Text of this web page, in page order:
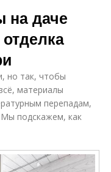
на даче
но так, чтобы
материалы
перепадам,
подскажем, как